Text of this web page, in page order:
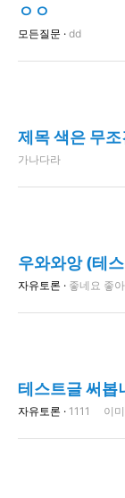
ㅇㅇ
모든질문 · dd
제목 색은 무
가나다라
우와와앙 (테
자유토론 · 좋네요 좋
테스트글 써봅
자유토론 · 1111 이미